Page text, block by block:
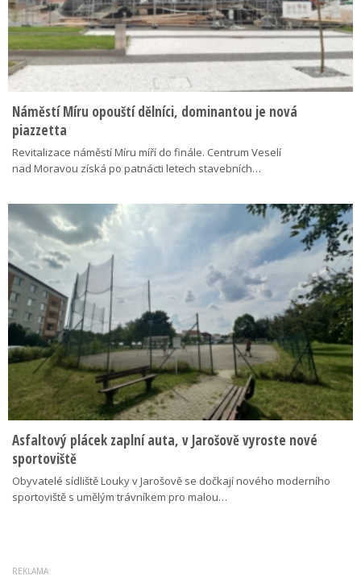
Náměstí Míru opouští dělníci, dominantou je nová
piazzetta
Revitalizace náměstí Míru míří do finále. Centrum Veselí
nad Moravou získá po patnácti letech stavebních…
Asfaltový plácek zaplní auta, v Jarošově vyroste nové
sportoviště
Obyvatelé sídliště Louky v Jarošově se dočkají nového moderního
sportoviště s umělým trávníkem pro malou…